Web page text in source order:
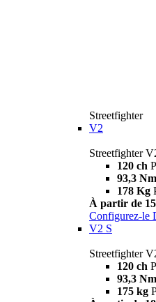
Streetfighter
V2
Streetfighter
120 ch
93,3 Nm
178 Kg
À partir de
Configurez-le
V2 S
Streetfighter
120 ch
93,3 Nm
175 kg